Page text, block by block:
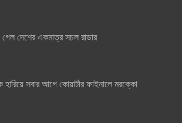
দেশের একমাত্র সচল রাডার
হারিয়ে সবার আগে কোয়ার্টার ফাইনালে মরক্কো